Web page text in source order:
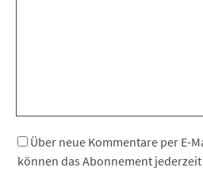
Über neue Kommentare per E-
können das Abonnement